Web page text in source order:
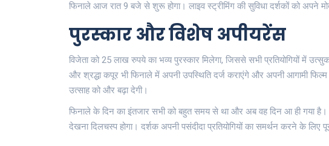
फिनाले आज रात 9 बजे से शुरू होगा। लाइव स्ट्रीमिंग की सुविधा दर्शकों को अपने
पुरस्कार और विशेष अपीयरेंस
विजेता को 25 लाख रुपये का भव्य पुरस्कार मिलेगा, जिससे सभी प्रतियोगियों में
और श्रद्धा कपूर भी फिनाले में अपनी उपस्थिति दर्ज कराएंगे और अपनी आगामी
उत्साह को और बढ़ा देगी।
फिनाले के दिन का इंतजार सभी को बहुत समय से था और अब वह दिन आ ही गया
देखना दिलचस्प होगा। दर्शक अपनी पसंदीदा प्रतियोगियों का समर्थन करने के लिए